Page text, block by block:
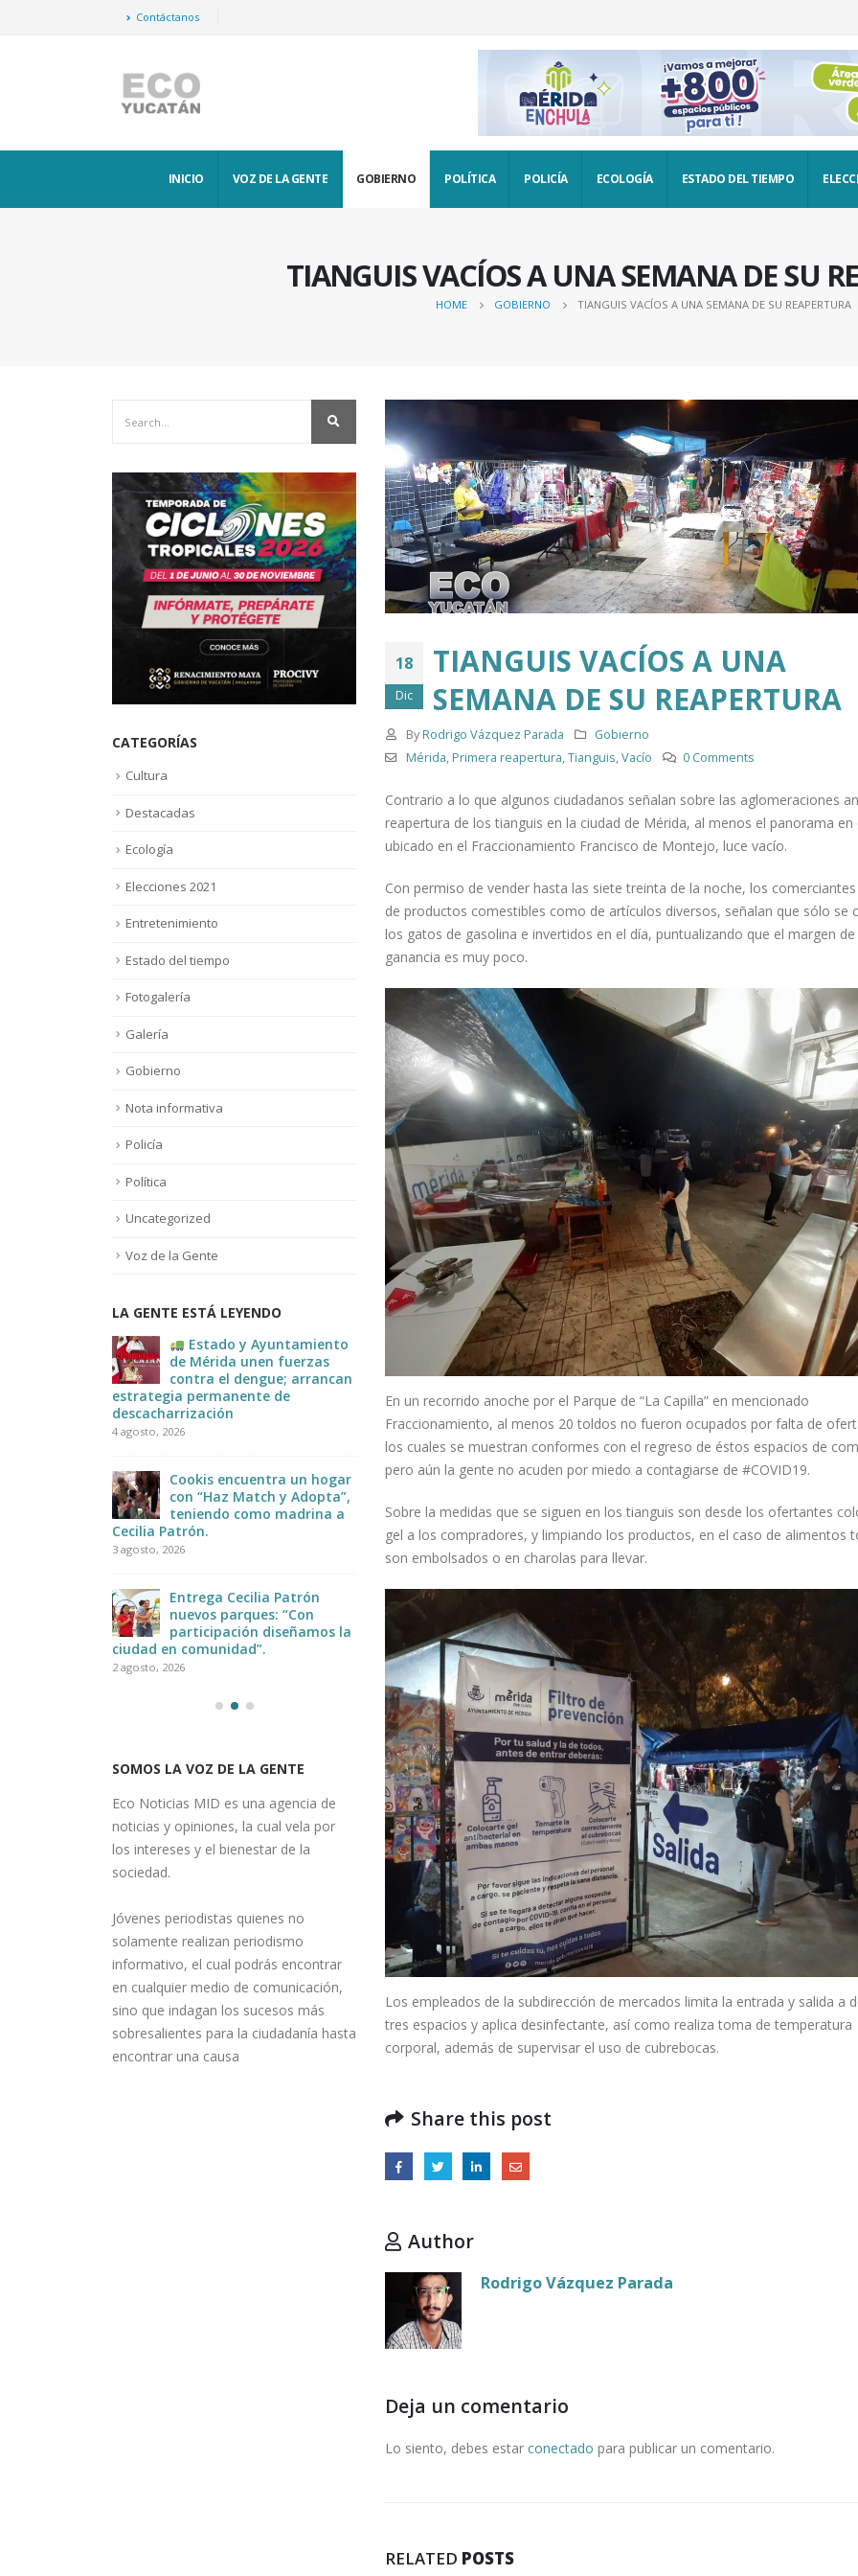
Contáctanos
INICIO VOZ DE LA GENTE GOBIERNO POLÍTICA POLICÍA ECOLOGÍA ESTADO DEL TIEMPO
TIANGUIS VACÍOS A UNA SEMANA DE SU
HOME GOBIERNO TIANGUIS VACÍOS A UNA SEMANA DE SU REAPERTURA
18
Dic
TIANGUIS VACÍOS A UNA
SEMANA DE SU REAPERTURA
ByRodrigo Vázquez Parada
Gobierno
Mérida,Primera reapertura,Tianguis,Vacío 0 Comments
Contrario a lo que algunos ciudadanos señalan sobre las aglomeraciones
reapertura de los tianguis en la ciudad de Mérida, al menos el panorama en
ubicado en el Fraccionamiento Francisco de Montejo, luce vacío.
Con permiso de vender hasta las siete treinta de la noche, los
de productos comestibles como de artículos diversos, señalan que sólo se
los gatos de gasolina e invertidos en el día, puntualizando que el margen de
ganancia es muy poco.
En un recorrido anoche por el Parque de “La Capilla” en mencionado
Fraccionamiento, al menos 20 toldos no fueron ocupados por falta de
los cuales se muestran conformes con el regreso de éstos espacios de
pero aún la gente no acuden por miedo a contagiarse de #COVID19.
Sobre la medidas que se siguen en los tianguis son desde los ofertantes
gel a los compradores, y limpiando los productos, en el caso de alimentos
son embolsados o en charolas para llevar.
Los empleados de la subdirección de mercados limita la entrada y salida a
tres espacios y aplica desinfectante, así como realiza toma de temperatura
corporal, además de supervisar el uso de cubrebocas.
Share this post
Author
Rodrigo Vázquez Parada
Deja un comentario
Lo siento, debes estar conectado para publicar un comentario.
RELATED POSTS
CATEGORÍAS
Cultura
Destacadas
Ecología
Elecciones 2021
Entretenimiento
Estado del tiempo
Fotogalería
Galería
Gobierno
Nota informativa
Policía
Política
Uncategorized
Voz de la Gente
LA GENTE ESTÁ LEYENDO
Estado y Ayuntamiento
de Mérida unen fuerzas
contra el dengue; arrancan
estrategia permanente de
descacharrización
4 agosto, 2026
Cookis encuentra un hogar
con “Haz Match y Adopta”,
teniendo como madrina a
Cecilia Patrón.
3 agosto, 2026
Entrega Cecilia Patrón
nuevos parques: “Con
participación diseñamos la
ciudad en comunidad”.
2 agosto, 2026
Gobernador Joaquín Díaz
Mena acompaña a Layda
Sansores en su Quinto
Informe de Gobierno
31 julio, 2026
DIPUTADA YUCATECA DE
DICE ESTAR CON “EL MEJOR”
18 agosto, 2022
“No estamos
béisbol” activistas le
responden a Vila
23 junio, 2021
5 agosto, 2026
SOMOS LA VOZ DE LA GENTE
Eco Noticias MID es una agencia de
noticias y opiniones, la cual vela por
los intereses y el bienestar de la
sociedad.
Jóvenes periodistas quienes no
solamente realizan periodismo
informativo, el cual podrás encontrar
en cualquier medio de comunicación,
sino que indagan los sucesos más
sobresalientes para la ciudadanía hasta
encontrar una causa